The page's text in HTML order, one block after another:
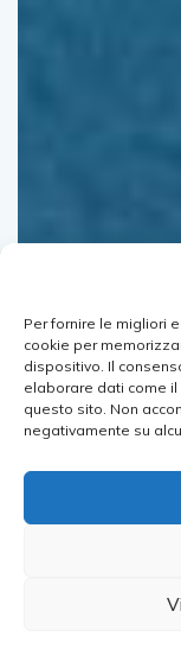
Per fornire le migliori
cookie per
dispositivo. Il
elaborare dati come
questo sito. Non
negativamente su